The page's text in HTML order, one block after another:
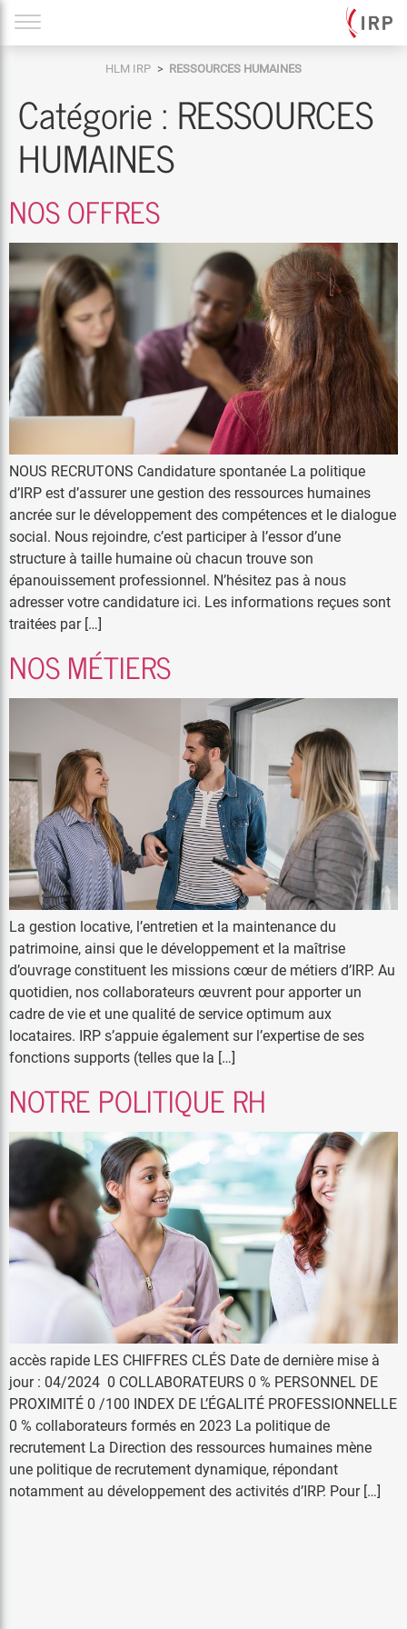
Aller
au
HLM IRP RESSOURCES HUMAINES
Catégorie : RESSOURCES
HUMAINES
NOS OFFRES
NOUS RECRUTONS Candidature spontanée La politique
d’IRP est d’assurer une gestion des ressources humaines
ancrée sur le développement des compétences et le dialogue
social. Nous rejoindre, c’est participer à l’essor d’une
structure à taille humaine où chacun trouve son
épanouissement professionnel. N’hésitez pas à nous
adresser votre candidature ici. Les informations reçues sont
traitées par […]
NOS MÉTIERS
La gestion locative, l’entretien et la maintenance du
patrimoine, ainsi que le développement et la maîtrise
d’ouvrage constituent les missions cœur de métiers d’IRP. Au
quotidien, nos collaborateurs œuvrent pour apporter un
cadre de vie et une qualité de service optimum aux
locataires. IRP s’appuie également sur l’expertise de ses
fonctions supports (telles que la […]
NOTRE POLITIQUE RH
accès rapide LES CHIFFRES CLÉS Date de dernière mise à
jour : 04/2024 0 COLLABORATEURS 0 % PERSONNEL DE
PROXIMITÉ 0 /100 INDEX DE L’ÉGALITÉ PROFESSIONNELLE
0 % collaborateurs formés en 2023 La politique de
recrutement La Direction des ressources humaines mène
une politique de recrutement dynamique, répondant
notamment au développement des activités d’IRP. Pour […]